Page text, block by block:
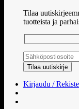
Tilaa
tuotteista ja
Kirjaudu /